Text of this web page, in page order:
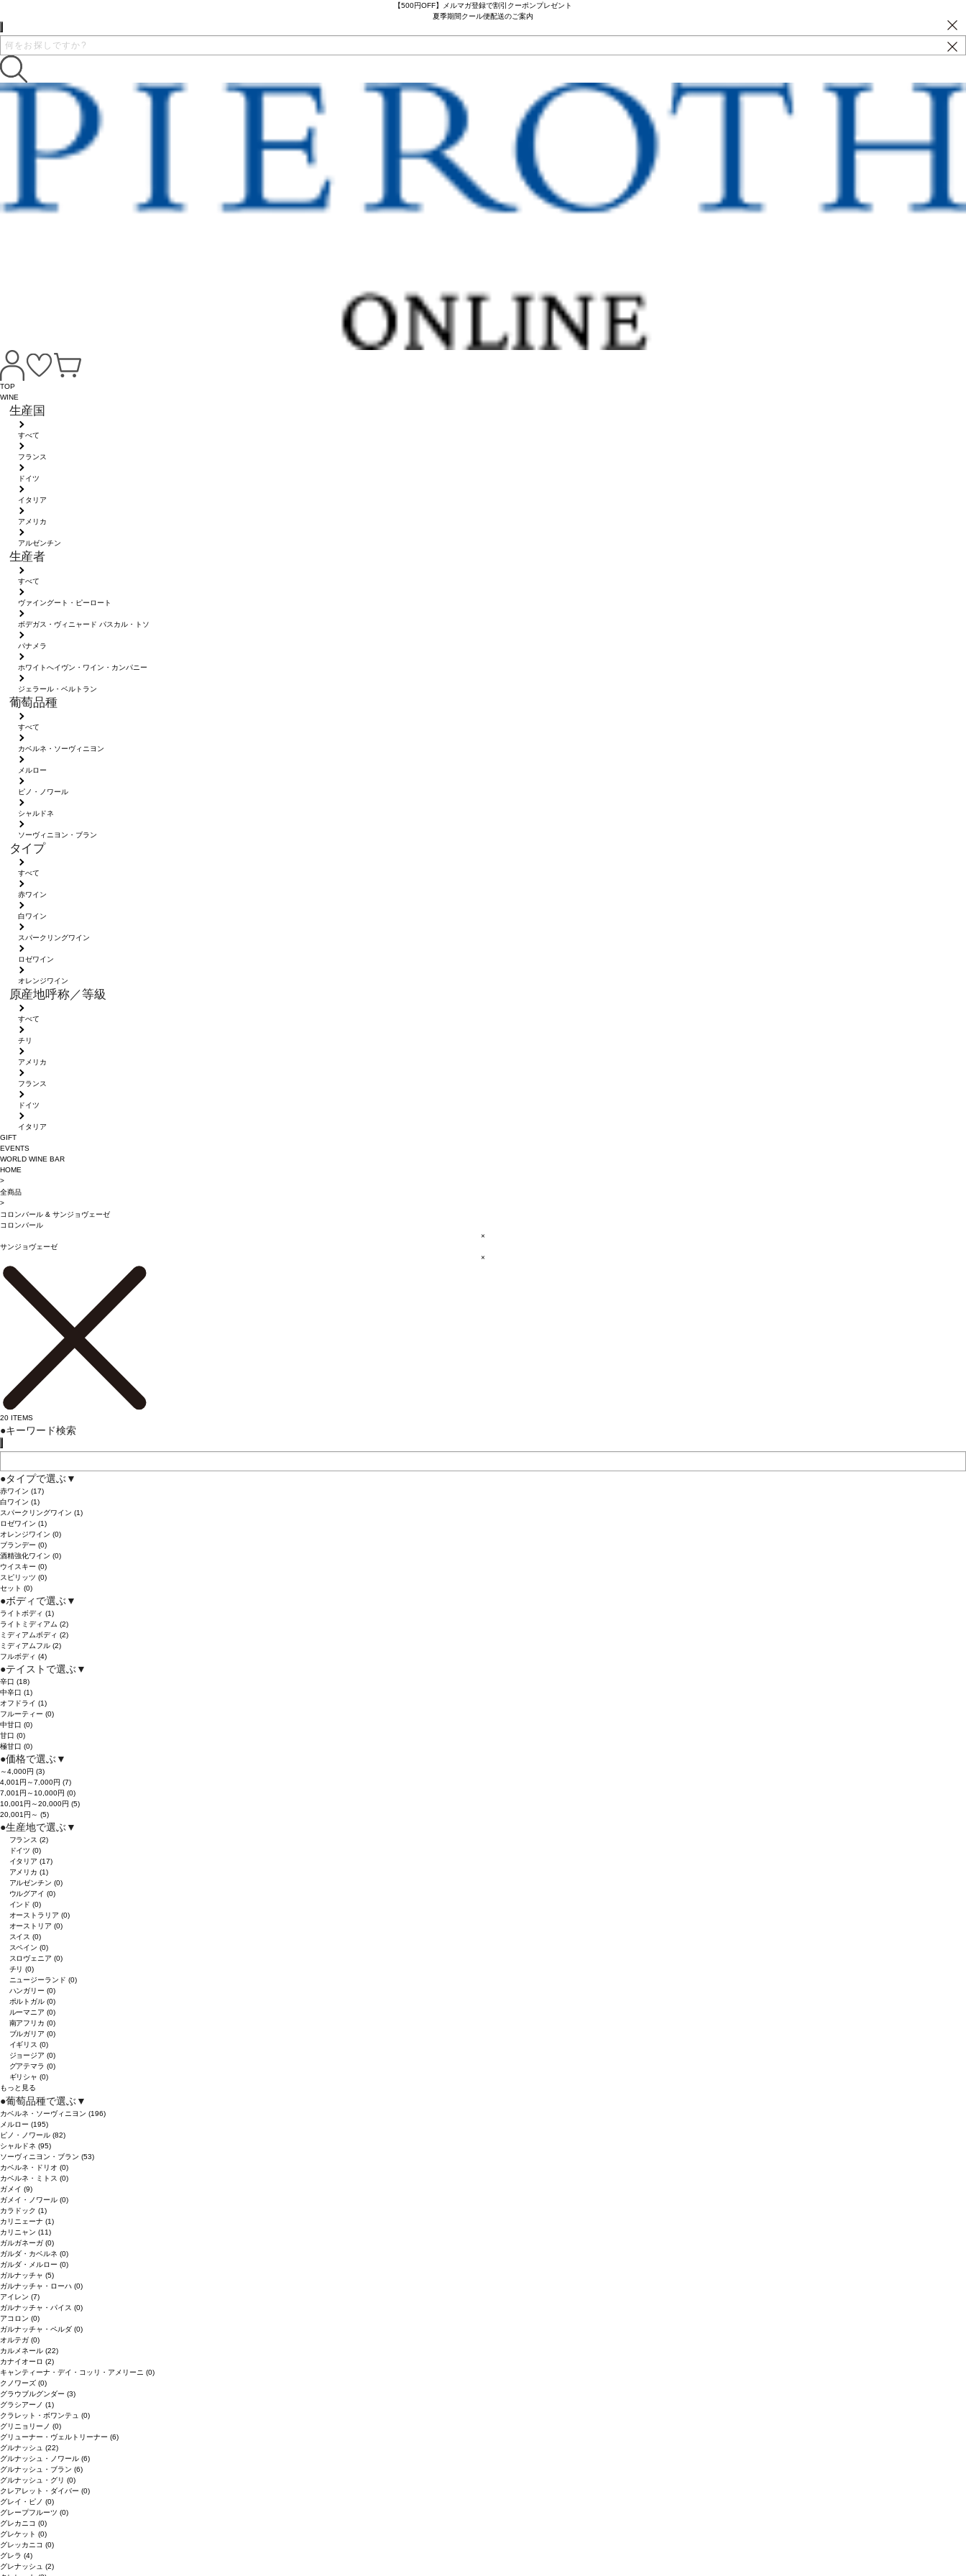
【500円OFF】メルマガ登録で割引クーポンプレゼント
夏季期間クール便配送のご案内
TOP
WINE
生産国
すべて
フランス
ドイツ
イタリア
アメリカ
アルゼンチン
生産者
すべて
ヴァイングート・ピーロート
ボデガス・ヴィニャード パスカル・トソ
パナメラ
ホワイトへイヴン・ワイン・カンパニー
ジェラール・ベルトラン
葡萄品種
すべて
カベルネ・ソーヴィニヨン
メルロー
ピノ・ノワール
シャルドネ
ソーヴィニヨン・ブラン
タイプ
すべて
赤ワイン
白ワイン
スパークリングワイン
ロゼワイン
オレンジワイン
原産地呼称／等級
すべて
チリ
アメリカ
フランス
ドイツ
イタリア
GIFT
EVENTS
WORLD WINE BAR
HOME
>
全商品
>
コロンバール& サンジョヴェーゼ
コロンバール
×
サンジョヴェーゼ
×
20ITEMS
●キーワード検索
●タイプで選ぶ ▼
赤ワイン (17)
白ワイン (1)
スパークリングワイン (1)
ロゼワイン (1)
オレンジワイン (0)
ブランデー (0)
酒精強化ワイン (0)
ウイスキー (0)
スピリッツ (0)
セット (0)
●ボディで選ぶ ▼
ライトボディ (1)
ライトミディアム (2)
ミディアムボディ (2)
ミディアムフル (2)
フルボディ (4)
●テイストで選ぶ ▼
辛口 (18)
中辛口 (1)
オフドライ (1)
フルーティー (0)
中甘口 (0)
甘口 (0)
極甘口 (0)
●価格で選ぶ ▼
～4,000円 (3)
4,001円～7,000円 (7)
7,001円～10,000円 (0)
10,001円～20,000円 (5)
20,001円～ (5)
●生産地で選ぶ ▼
フランス(2)
ドイツ(0)
イタリア(17)
アメリカ(1)
アルゼンチン(0)
ウルグアイ(0)
インド(0)
オーストラリア(0)
オーストリア(0)
スイス(0)
スペイン(0)
スロヴェニア(0)
チリ(0)
ニュージーランド(0)
ハンガリー(0)
ポルトガル(0)
ルーマニア(0)
南アフリカ(0)
ブルガリア(0)
イギリス(0)
ジョージア(0)
グアテマラ(0)
ギリシャ(0)
もっと見る
●葡萄品種で選ぶ ▼
カベルネ・ソーヴィニヨン (196)
メルロー (195)
ピノ・ノワール (82)
シャルドネ (95)
ソーヴィニヨン・ブラン (53)
カベルネ・ドリオ (0)
カベルネ・ミトス (0)
ガメイ (9)
ガメイ・ノワール (0)
カラドック (1)
カリニェーナ (1)
カリニャン (11)
ガルガネーガ (0)
ガルダ・カベルネ (0)
ガルダ・メルロー (0)
ガルナッチャ (5)
ガルナッチャ・ローハ (0)
アイレン (7)
ガルナッチャ・パイス (0)
アコロン (0)
ガルナッチャ・ペルダ (0)
オルテガ (0)
カルメネール (22)
カナイオーロ (2)
キャンティーナ・デイ・コッリ・アメリーニ (0)
クノワーズ (0)
グラウブルグンダー (3)
グラシアーノ (1)
クラレット・ボワンテュ (0)
グリニョリーノ (0)
グリューナー・ヴェルトリーナー (6)
グルナッシュ (22)
グルナッシュ・ノワール (6)
グルナッシュ・ブラン (6)
グルナッシュ・グリ (0)
クレアレット・ダイバー (0)
グレイ・ピノ (0)
グレープフルーツ (0)
グレカニコ (0)
グレケット (0)
グレッカニコ (0)
グレラ (4)
グレナッシュ (2)